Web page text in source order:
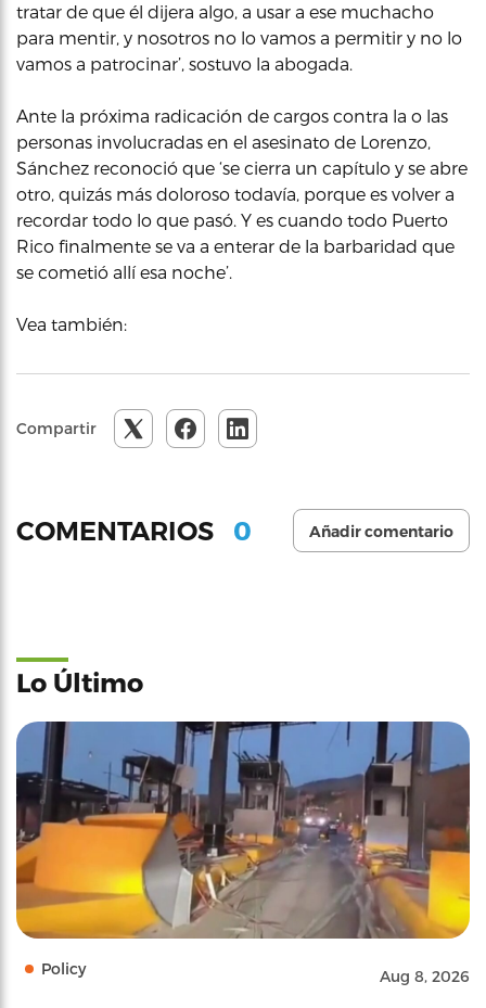
tratar de que él dijera algo, a usar a ese muchacho
para mentir, y nosotros no lo vamos a permitir y no lo
vamos a patrocinar’, sostuvo la abogada.
Ante la próxima radicación de cargos contra la o las
personas involucradas en el asesinato de Lorenzo,
Sánchez reconoció que ‘se cierra un capítulo y se abre
otro, quizás más doloroso todavía, porque es volver a
recordar todo lo que pasó. Y es cuando todo Puerto
Rico finalmente se va a enterar de la barbaridad que
se cometió allí esa noche’.
Vea también:
Compartir
COMENTARIOS 0 Añadir comentario
Lo Último
Policy Aug 8, 2026